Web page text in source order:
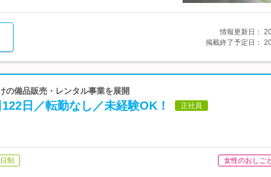
情報更新日：
掲載終了予定日：
の備品販売・レンタル事業を展開
日／転勤なし／未経験OK！ 正社員
制 女性のおしご